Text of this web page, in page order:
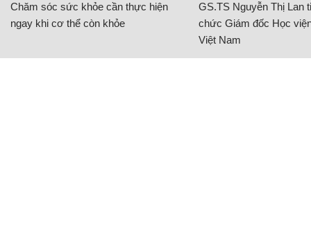
Chăm sóc sức khỏe cần thực hiện
ngay khi cơ thể còn khỏe
GS.TS Nguyễn Thị Lan
chức Giám đốc Học
Việt Nam